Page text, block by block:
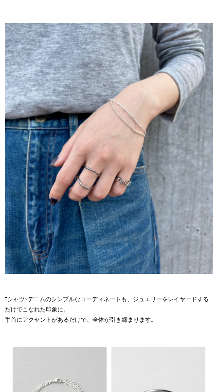
Tシャツ×デニムのシンプルなコーディネートも、ジュエリーをレイヤードする
だけでこなれた印象に。
手首にアクセントがあるだけで、全体が引き締まります。